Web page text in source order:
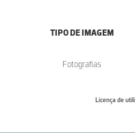
TIPO DE IMAGEM
Fotografias
Licença de